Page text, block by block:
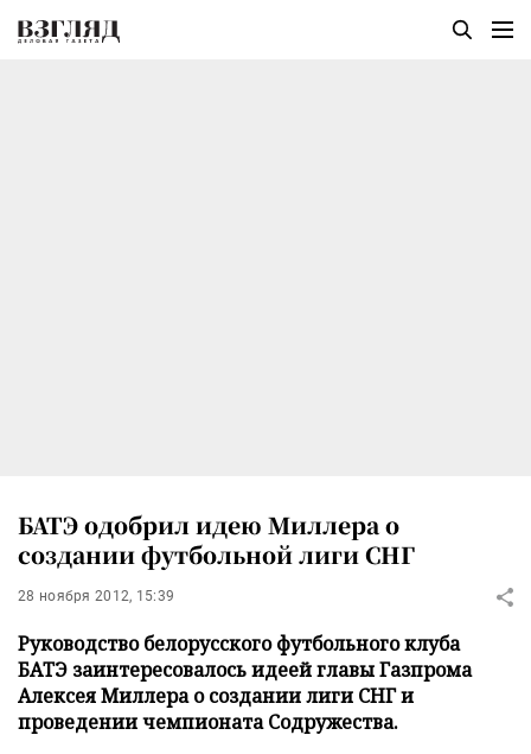
БАТЭ одобрил идею Миллера о
создании футбольной лиги СНГ
28 ноября 2012, 15:39
Руководство белорусского футбольного клуба
БАТЭ заинтересовалось идеей главы Газпрома
Алексея Миллера о создании лиги СНГ и
проведении чемпионата Содружества.